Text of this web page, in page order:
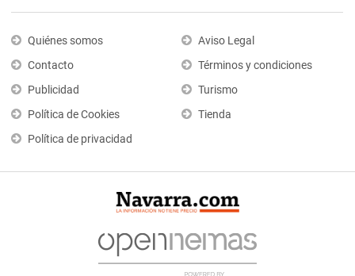
Quiénes somos
Contacto
Publicidad
Política de Cookies
Política de privacidad
Aviso Legal
Términos y condiciones
Turismo
Tienda